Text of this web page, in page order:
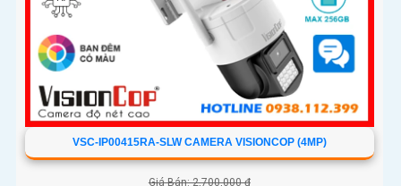
VSC-IP00415RA-SLW CAMERA VISIONCOP (4MP)
Giá Bán: 2,700,000 ₫